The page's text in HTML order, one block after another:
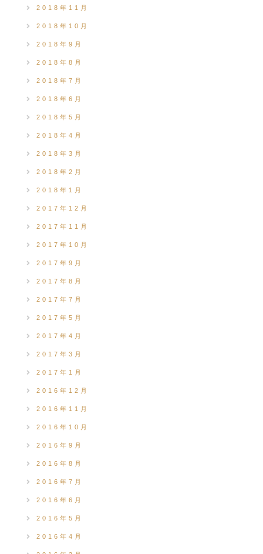
2018年11月
2018年10月
2018年9月
2018年8月
2018年7月
2018年6月
2018年5月
2018年4月
2018年3月
2018年2月
2018年1月
2017年12月
2017年11月
2017年10月
2017年9月
2017年8月
2017年7月
2017年5月
2017年4月
2017年3月
2017年1月
2016年12月
2016年11月
2016年10月
2016年9月
2016年8月
2016年7月
2016年6月
2016年5月
2016年4月